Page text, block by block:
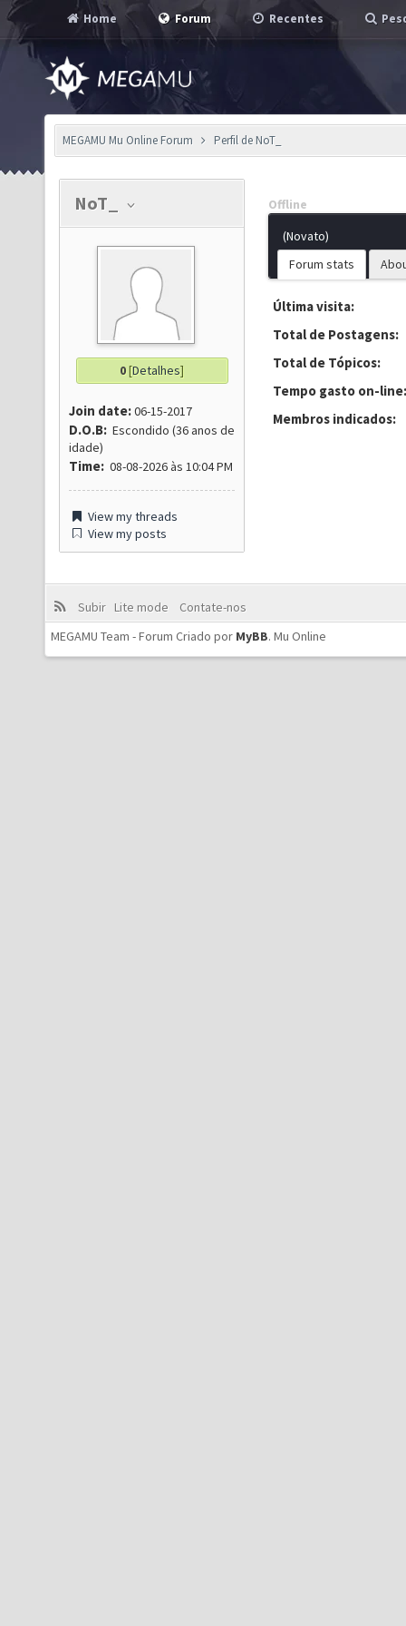
Home Forum Recentes
MEGAMU Mu Online Forum Perfil de NoT_
NoT_
0[Detalhes]
Join date:06-15-2017
D.O.B: Escondido (36 anos de
idade)
Time: 08-08-2026 às 10:04 PM
View my threads
View my posts
Offline
(Novato)
Forum stats
Última visita:
Total de Postagens:
Total de Tópicos:
Tempo gasto on-line:
Membros indicados:
Subir Lite mode
Contate-nos
MEGAMU Team - Forum Criado por MyBB. Mu Online